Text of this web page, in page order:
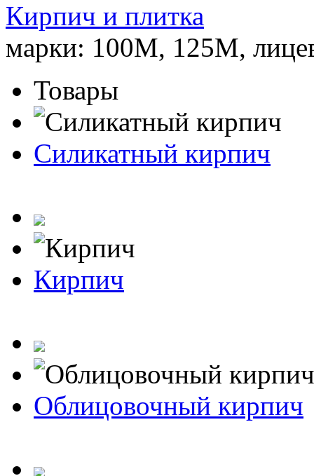
Кирпич и плитка
марки: 100М, 125М,
Товары
Силикатный кирпич
Кирпич
Облицовочный кирпич